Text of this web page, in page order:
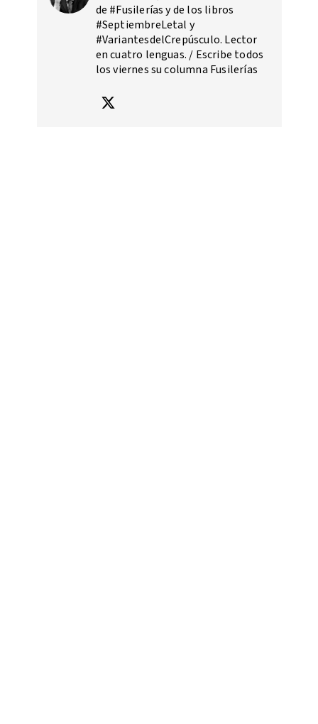
de #Fusilerías y de los libros
#SeptiembreLetal y
#VariantesdelCrepúsculo. Lector
en cuatro lenguas. / Escribe todos
los viernes su columna Fusilerías